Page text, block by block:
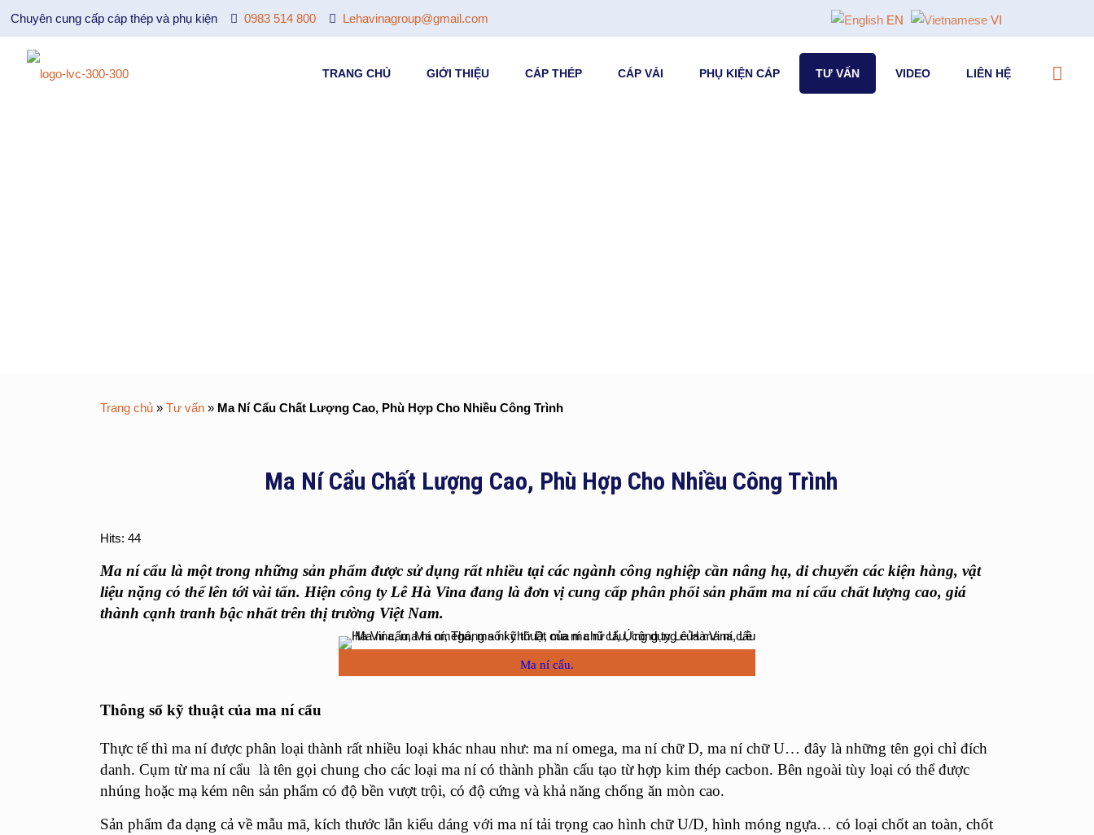
Chuyên cung cấp cáp thép và phụ kiện 0983 514 800 Lehavinagroup@gmail.com
TRANG CHỦ GIỚI THIỆU CÁP THÉP CÁP VẢI PHỤ KIỆN CÁP TƯ VẤN VIDEO LIÊN HỆ
Trang chủ »Tư vấn » Ma Ní Cẩu Chất Lượng Cao, Phù Hợp Cho Nhiều Công Trình
Ma Ní Cẩu Chất Lượng Cao, Phù Hợp Cho Nhiều Công Trình
Hits: 44
Ma ní cẩu là một trong những sản phẩm được sử dụng rất nhiều tại các ngành công nghiệp cần nâng hạ, di chuyển các kiện hàng, vật
liệu nặng có thể lên tới vài tấn. Hiện công ty Lê Hà Vina đang là đơn vị cung cấp phân phối sản phẩm ma ní cẩu chất lượng cao, giá
thành cạnh tranh bậc nhất trên thị trường Việt Nam.
Ma ní cẩu.
Thông số kỹ thuật của ma ní cẩu
Thực tế thì ma ní được phân loại thành rất nhiều loại khác nhau như: ma ní omega, ma ní chữ D, ma ní chữ U… đây là những tên gọi chỉ đích
danh. Cụm từma ní cẩu là tên gọi chung cho các loại ma ní có thành phần cấu tạo từ hợp kim thép cacbon. Bên ngoài tùy loại có thể được
nhúng hoặc mạ kém nên sản phẩm có độ bền vượt trội, có độ cứng và khả năng chống ăn mòn cao.
Sản phẩm đa dạng cả về mẫu mã, kích thước lẫn kiểu dáng với ma ní tải trọng cao hình chữ U/D, hình móng ngựa… có loại chốt an toàn, chốt
EN VI